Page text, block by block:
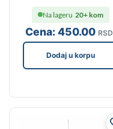
Cena:450.00 RSD
Na lageru 20+ kom
Dodaj u korpu